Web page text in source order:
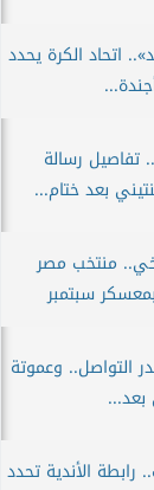
اتحاد الكرة يحدد
تفاصيل رسالة
بعد ختام...
منتخب مصر
التواصل.. وعموتة
رابطة الأندية تحدد